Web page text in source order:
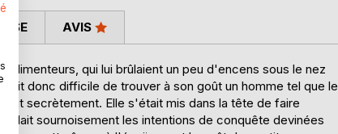
qui lui brûlaient un peu d'encens sous le nez
donc difficile de trouver à son goût un homme tel que le
secrètement. Elle s'était mis dans la tête de faire
sournoisement les intentions de conquête devinées
AVIS